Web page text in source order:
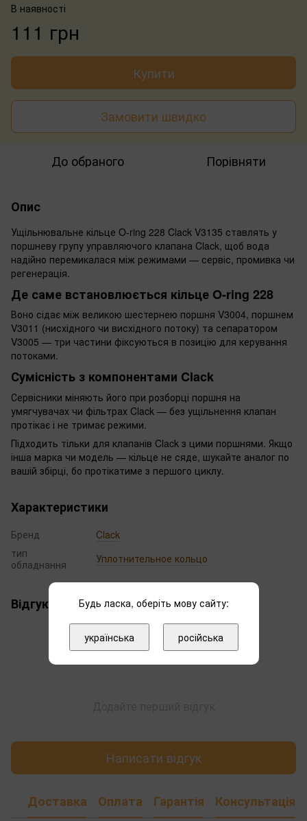
В наявності
111 грн
Купити
Замовити швидко
До обраного Порівняти
Опис
Ущільнювальне кільце O-ring 228 Clack V3135 ставлять у
поршневу групу управляючого клапана Clack, щоб вода
надійно перемикалася між режимами — сервіс, промивка чи
регенерація.
Де саме встановлюється кільце O-ring 228
Воно сідає між великою шестернею поршня V3004, поршнем
V3011 (нисхідного чи висхідного потоку) та сепаратором
V3005 — три частини фіксуються в позицію для керування
потоками.
Сумісність з компонентами Clack
Сервісники міняють його при розборці поршня на
умягчувачах чи фільтрах Clack — без ущільнення клапан
протікає і не тримає режими.
Підходить тільки для клапанів Clack з цими поршнями. Якщо
інша марка чи модель — кільце не сяде, шукайте аналог по
вашій збірці, бо протікатиме з першого циклу.
Характеристики
Бренд
Clack
тип
обладнання
Уплотнительное кольцо
Відгуки
Написати відгук
Доставка Оплата Гарантія Консультація
Будь ласка, оберіть мову сайту:
українська російська